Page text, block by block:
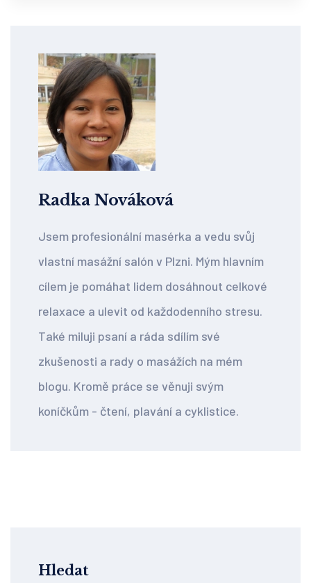
Radka Nováková
Jsem profesionální masérka a vedu svůj
vlastní masážní salón v Plzni. Mým hlavním
cílem je pomáhat lidem dosáhnout celkové
relaxace a ulevit od každodenního stresu.
Také miluji psaní a ráda sdílím své
zkušenosti a rady o masážích na mém
blogu. Kromě práce se věnuji svým
koníčkům - čtení, plavání a cyklistice.
Hledat